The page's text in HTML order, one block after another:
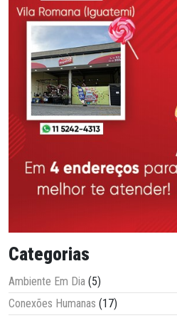
Categorias
Ambiente Em Dia (5)
Conexões Humanas (17)